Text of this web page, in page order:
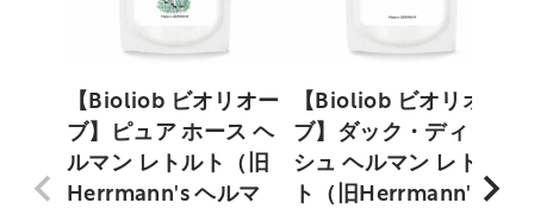
【Bioliob ビオリオー
ブ】ピュア ホース ヘ
ルマン レトルト（旧
Herrmann's ヘルマ
【Bioliob ビオリオー
ブ】ダック・ディッ
シュ ヘルマン レトル
ト（旧Herrmann's ヘ